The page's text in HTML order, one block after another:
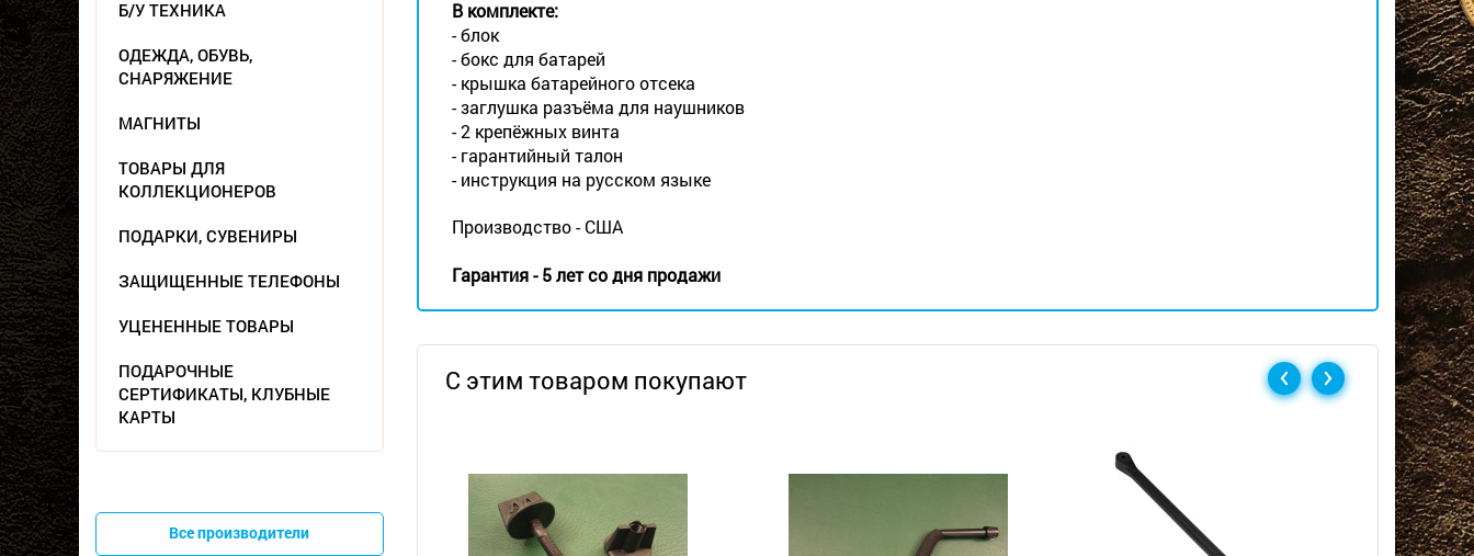
Б/У ТЕХНИКА
ОДЕЖДА, ОБУВЬ,
СНАРЯЖЕНИЕ
МАГНИТЫ
ТОВАРЫ ДЛЯ
КОЛЛЕКЦИОНЕРОВ
ПОДАРКИ, СУВЕНИРЫ
ЗАЩИЩЕННЫЕ ТЕЛЕФОНЫ
УЦЕНЕННЫЕ ТОВАРЫ
ПОДАРОЧНЫЕ
СЕРТИФИКАТЫ, КЛУБНЫЕ
КАРТЫ
Все производители
В комплекте:
- блок
- бокс для батарей
- крышка батарейного отсека
- заглушка разъёма для наушников
- 2 крепёжных винта
- гарантийный талон
- инструкция на русском языке
Производство - США
Гарантия - 5 лет со дня продажи
С этим товаром покупают